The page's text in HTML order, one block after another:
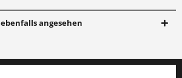
angesehen